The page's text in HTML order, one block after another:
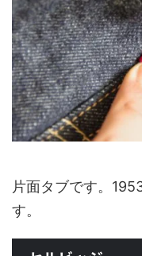
片面タブです。
す。